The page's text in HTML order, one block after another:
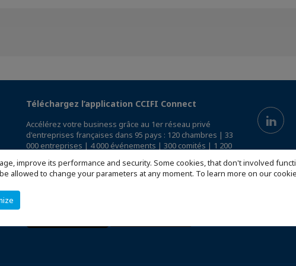
improve its performance and security. Some cookies, that don't involved
allowed to change your parameters at any moment. To learn more on our
Téléchargez l’application CCIFI Connect
Accélérez votre business grâce au 1er réseau privé
d'entreprises françaises dans 95 pays : 120 chambres | 33
000 entreprises | 4 000 événements | 300 comités | 1 200
Réservée exclusivement aux membres des CCI Françaises